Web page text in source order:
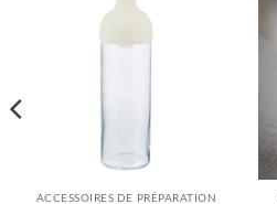
ACCESSOIRES DE PRÉPARATION